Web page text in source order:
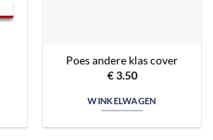
Poes andere klas cover
€3.50
WINKELWAGEN